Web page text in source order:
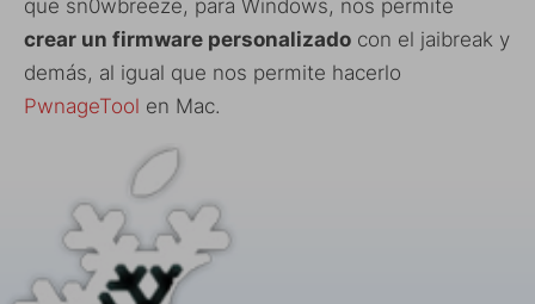
que sn0wbreeze, para Windows, nos permite
crear un firmware personalizado con el jaibreak y
demás, al igual que nos permite hacerlo
PwnageTool en Mac.